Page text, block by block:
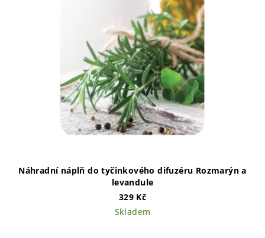
Náhradní náplň do tyčinkového difuzéru Rozmarýn a
levandule
329 Kč
Skladem